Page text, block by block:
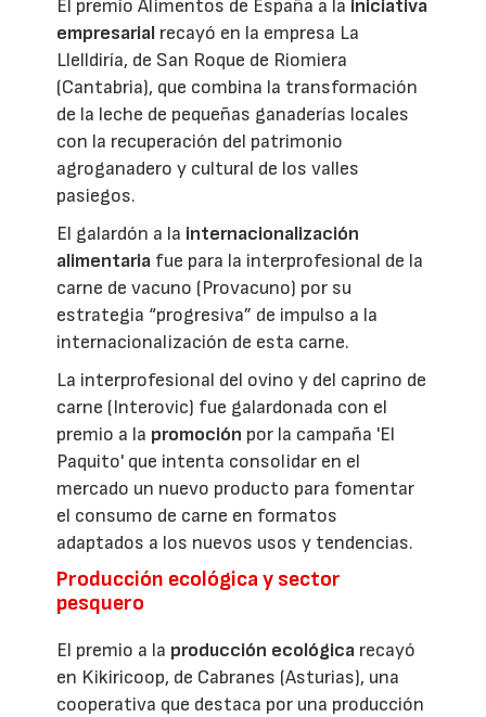
El premio Alimentos de España a la iniciativa
empresarial recayó en la empresa La
Llelldiría, de San Roque de Riomiera
(Cantabria), que combina la transformación
de la leche de pequeñas ganaderías locales
con la recuperación del patrimonio
agroganadero y cultural de los valles
pasiegos.
El galardón a la internacionalización
alimentaria fue para la interprofesional de la
carne de vacuno (Provacuno) por su
estrategia “progresiva” de impulso a la
internacionalización de esta carne.
La interprofesional del ovino y del caprino de
carne (Interovic) fue galardonada con el
premio a la promoción por la campaña 'El
Paquito' que intenta consolidar en el
mercado un nuevo producto para fomentar
el consumo de carne en formatos
adaptados a los nuevos usos y tendencias.
Producción ecológica y sector
pesquero
El premio a la producción ecológica recayó
en Kikiricoop, de Cabranes (Asturias), una
cooperativa que destaca por una producción